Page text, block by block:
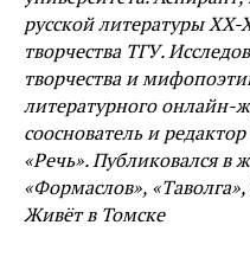
русской литературы XX-
творчества ТГУ.
творчества и
литературного онлайн-
сооснователь и
«Речь». Публиковался в
«Формаслов»,
Живёт в Томске